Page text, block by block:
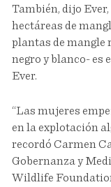
También, dijo Ever,
hectáreas de
plantas de mangle
negro y blanco- es
Ever.
“Las mujeres
en la explotación
recordó Carmen
Gobernanza y
Wildlife